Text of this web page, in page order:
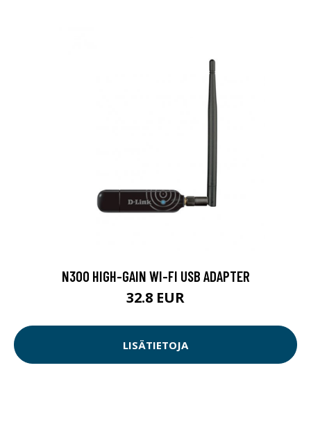
N300 HIGH-GAIN WI-FI USB ADAPTER
32.8 EUR
LISÄTIETOJA